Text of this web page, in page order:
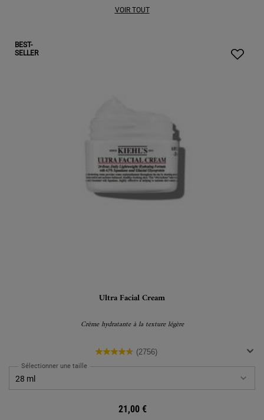
VOIR TOUT
BEST-
SELLER
Ultra Facial Cream
Crème hydratante à la texture légère
(2756)
Sélectionner une taille
21,00 €